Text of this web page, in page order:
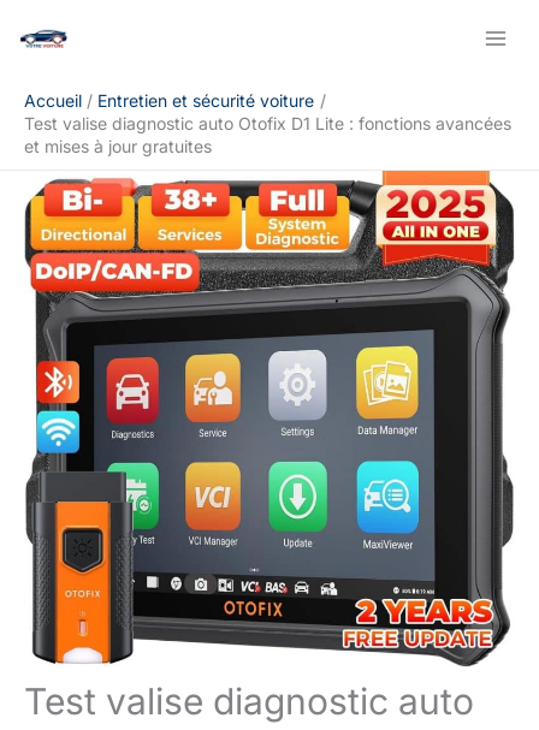
Accueil
Entretien et sécurité voiture
Test valise diagnostic auto Otofix D1 Lite : fonctions avancées
et mises à jour gratuites
Test valise diagnostic auto